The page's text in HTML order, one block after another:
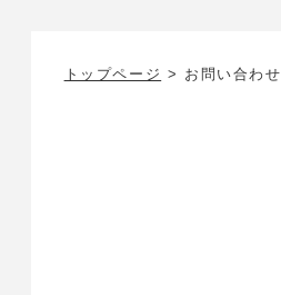
トップページ > お問い合わせ